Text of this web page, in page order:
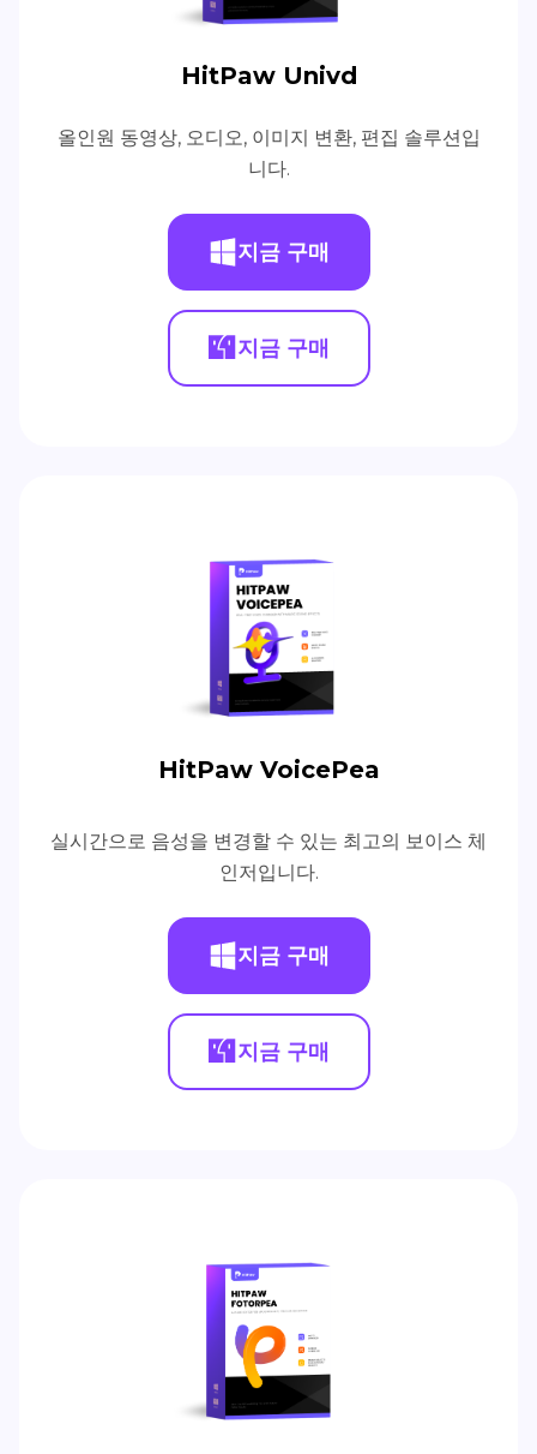
HitPaw Univd
올인원 동영상, 오디오, 이미지 변환, 편집 솔루션입
니다.
지금 구매
지금 구매
HitPaw VoicePea
실시간으로 음성을 변경할 수 있는 최고의 보이스 체
인저입니다.
지금 구매
지금 구매